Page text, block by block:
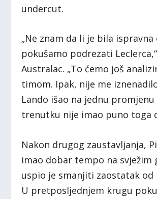
undercut.
„Ne znam da li je bila ispravna
pokušamo podrezati
Australac. „To ćemo još
timom. Ipak, nije me
Lando išao na jednu
trenutku nije imao puno toga
Nakon drugog zaustavljanja,
imao dobar tempo na svježim
uspio je smanjiti zaostatak od
U pretposljednjem krugu